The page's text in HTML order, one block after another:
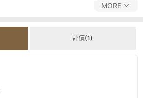
MORE
評價(1)